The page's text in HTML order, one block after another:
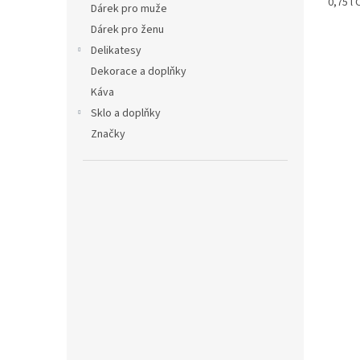
Dárek pro muže
Dárek pro ženu
Delikatesy
Dekorace a doplňky
Káva
Sklo a doplňky
Značky